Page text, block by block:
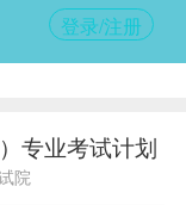
登录/注册
专业考试计划
院